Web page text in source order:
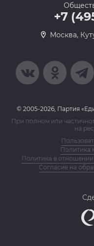
+7
Москва,
© 2005-2026, Партия
При полном или
на
Политика
Политика в
Согласие на